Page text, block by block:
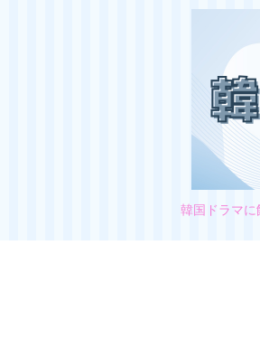
韓国ドラマ